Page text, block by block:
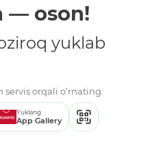
— oson!
yuklab
servis orqali o‘rnating:
Yuklang
App Gallery